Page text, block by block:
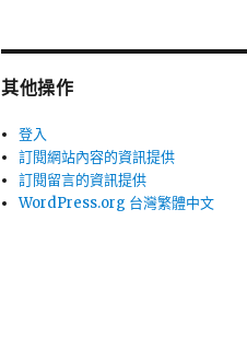
其他操作
登入
訂閱網站內容的資訊提供
訂閱留言的資訊提供
WordPress.org 台灣繁體中文